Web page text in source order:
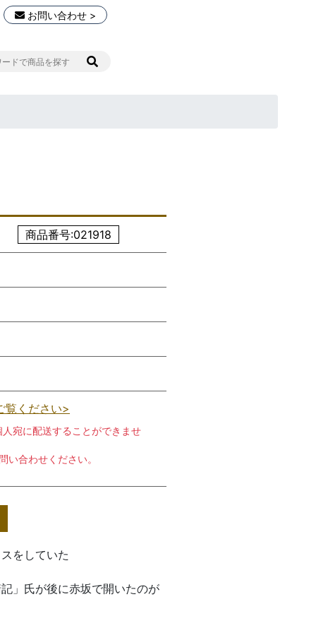
お問い合わせ >
商品番号:021918
覧ください>
宛に配送することができませ
い合わせください。
をしていた
」氏が後に赤坂で開いたのが